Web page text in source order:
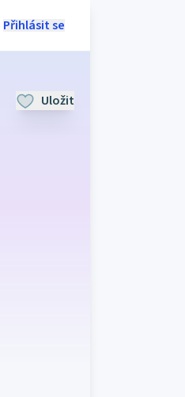
Přihlásit se
Uložit